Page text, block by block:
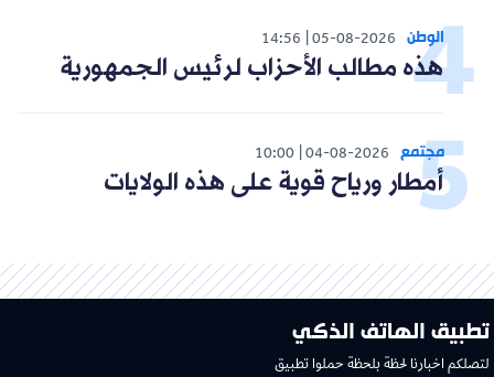
الوطن 05-08-2026
14:56
هذه مطالب الأحزاب لرئيس الجمهورية
مجتمع 04-08-2026
10:00
أمطار ورياح قوية على هذه الولايات
تطبيق الهاتف الذكي
لتصلكم اخبارنا لحظة بلحظة حملوا تطبيق